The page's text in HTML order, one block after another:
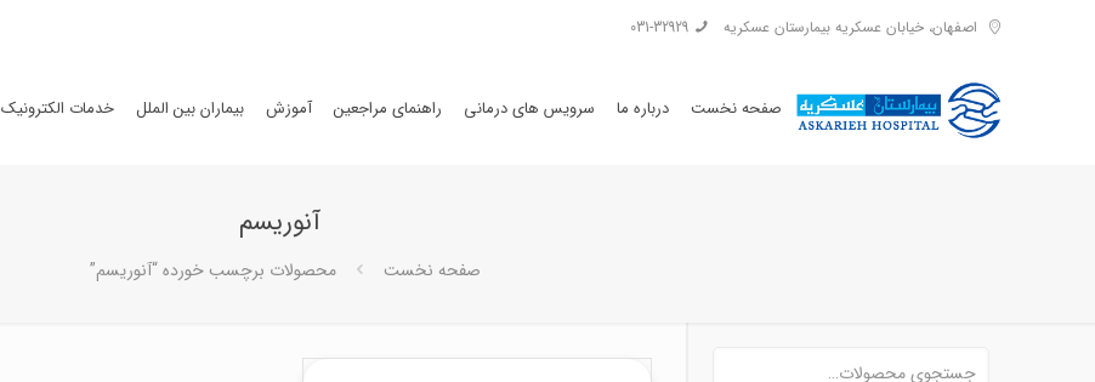
اصفهان، خیابان عسکریه بیمارستان عسکریه 031-32929
صفحه نخست درباره ما سرویس های درمانی راهنمای مراجعین آموزش بیماران بین الملل خدمات الکترونیک
آنوریسم
صفحه نخست محصولات برچسب خورده “آنوریسم”